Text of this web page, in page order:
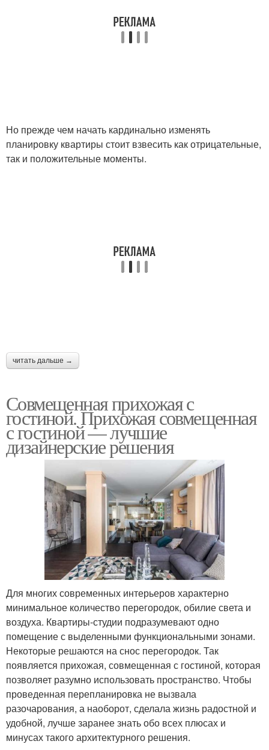
Но прежде чем начать кардинально изменять
планировку квартиры стоит взвесить как отрицательные,
так и положительные моменты.
читать дальше →
Совмещенная прихожая с
гостиной. Прихожая совмещенная
с гостиной — лучшие
дизайнерские решения
Для многих современных интерьеров характерно
минимальное количество перегородок, обилие света и
воздуха. Квартиры-студии подразумевают одно
помещение с выделенными функциональными зонами.
Некоторые решаются на снос перегородок. Так
появляется прихожая, совмещенная с гостиной, которая
позволяет разумно использовать пространство. Чтобы
проведенная перепланировка не вызвала
разочарования, а наоборот, сделала жизнь радостной и
удобной, лучше заранее знать обо всех плюсах и
минусах такого архитектурного решения.